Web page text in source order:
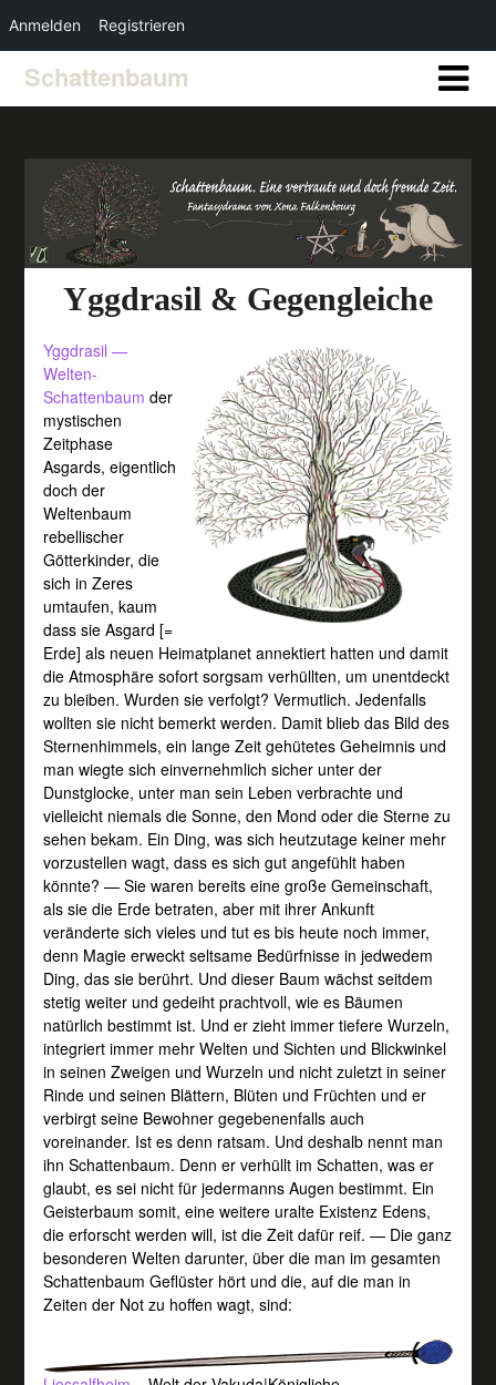
Schattenbaum
Yggdrasil & Gegengleiche
Yggdrasil —
Welten-
Schattenbaum der
mystischen
Zeitphase
Asgards, eigentlich
doch der
Weltenbaum
rebellischer
Götterkinder, die
sich in Zeres
umtaufen, kaum
dass sie Asgard [=
Erde] als neuen Heimatplanet annektiert hatten und damit
die Atmosphäre sofort sorgsam verhüllten, um unentdeckt
zu bleiben. Wurden sie verfolgt? Vermutlich. Jedenfalls
wollten sie nicht bemerkt werden. Damit blieb das Bild des
Sternenhimmels, ein lange Zeit gehütetes Geheimnis und
man wiegte sich einvernehmlich sicher unter der
Dunstglocke, unter man sein Leben verbrachte und
vielleicht niemals die Sonne, den Mond oder die Sterne zu
sehen bekam. Ein Ding, was sich heutzutage keiner mehr
vorzustellen wagt, dass es sich gut angefühlt haben
könnte? — Sie waren bereits eine große Gemeinschaft,
als sie die Erde betraten, aber mit ihrer Ankunft
veränderte sich vieles und tut es bis heute noch immer,
denn Magie erweckt seltsame Bedürfnisse in jedwedem
Ding, das sie berührt. Und dieser Baum wächst seitdem
stetig weiter und gedeiht prachtvoll, wie es Bäumen
natürlich bestimmt ist. Und er zieht immer tiefere Wurzeln,
integriert immer mehr Welten und Sichten und Blickwinkel
in seinen Zweigen und Wurzeln und nicht zuletzt in seiner
Rinde und seinen Blättern, Blüten und Früchten und er
verbirgt seine Bewohner gegebenenfalls auch
voreinander. Ist es denn ratsam. Und deshalb nennt man
ihn Schattenbaum. Denn er verhüllt im Schatten, was er
glaubt, es sei nicht für jedermanns Augen bestimmt. Ein
Geisterbaum somit, eine weitere uralte Existenz Edens,
die erforscht werden will, ist die Zeit dafür reif. — Die ganz
besonderen Welten darunter, über die man im gesamten
Schattenbaum Geflüster hört und die, auf die man in
Zeiten der Not zu hoffen wagt, sind:
Anmelden Registrieren